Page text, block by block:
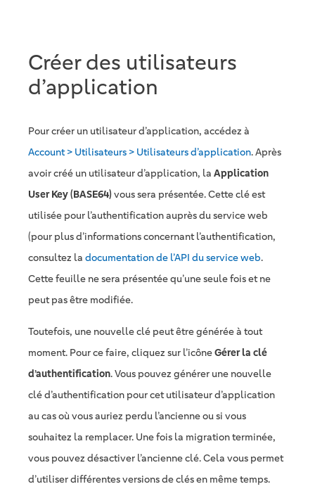
Créer des utilisateurs
d’application
Pour créer un utilisateur d’application, accédez à
Account > Utilisateurs > Utilisateurs d’application. Après
avoir créé un utilisateur d’application, la Application
User Key (BASE64) vous sera présentée. Cette clé est
utilisée pour l’authentification auprès du service web
(pour plus d’informations concernant l’authentification,
consultez la documentation de l’API du service web.
Cette feuille ne sera présentée qu’une seule fois et ne
peut pas être modifiée.
Toutefois, une nouvelle clé peut être générée à tout
moment. Pour ce faire, cliquez sur l’icôneGérer la clé
d’authentification. Vous pouvez générer une nouvelle
clé d’authentification pour cet utilisateur d’application
au cas où vous auriez perdu l’ancienne ou si vous
souhaitez la remplacer. Une fois la migration terminée,
vous pouvez désactiver l’ancienne clé. Cela vous permet
d’utiliser différentes versions de clés en même temps.